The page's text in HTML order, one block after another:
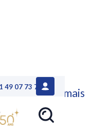
49 07 73 73
disponible mais
peuvent